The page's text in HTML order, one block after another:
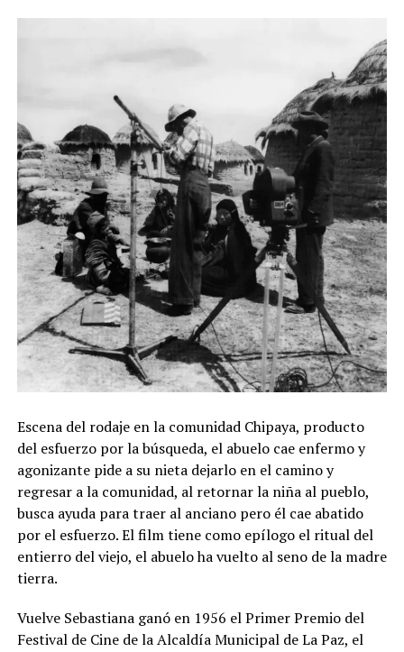
Escena del rodaje en la comunidad Chipaya, producto
del esfuerzo por la búsqueda, el abuelo cae enfermo y
agonizante pide a su nieta dejarlo en el camino y
regresar a la comunidad, al retornar la niña al pueblo,
busca ayuda para traer al anciano pero él cae abatido
por el esfuerzo. El film tiene como epílogo el ritual del
entierro del viejo, el abuelo ha vuelto al seno de la madre
tierra.
Vuelve Sebastiana ganó en 1956 el Primer Premio del
Festival de Cine de la Alcaldía Municipal de La Paz, el